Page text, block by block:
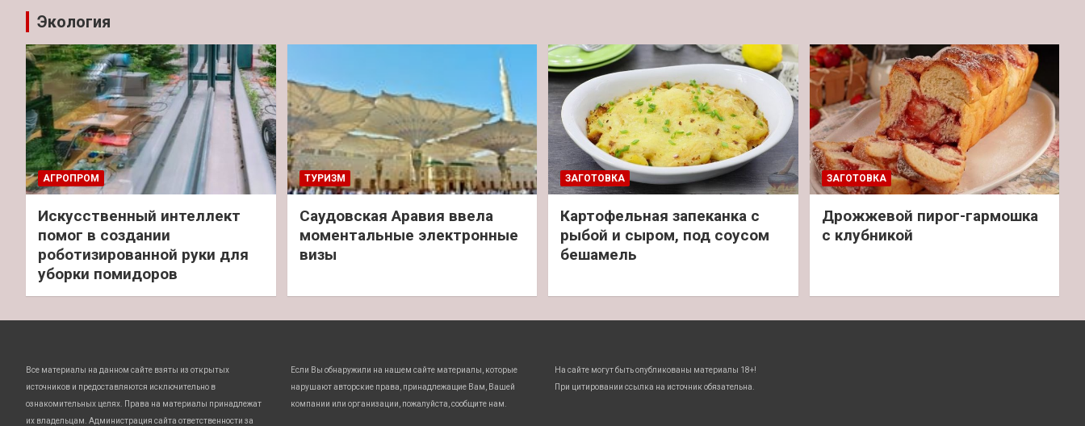
Экология
АГРОПРОМ
Искусственный интеллект
помог в создании
роботизированной руки для
уборки помидоров
ТУРИЗМ
Саудовская Аравия ввела
моментальные электронные
визы
ЗАГОТОВКА
Картофельная запеканка с
рыбой и сыром, под соусом
бешамель
ЗАГОТОВКА
Дрожжевой пирог-гармошка
с клубникой
Все материалы на данном сайте взяты из открытых
источников и предоставляются исключительно в
ознакомительных целях. Права на материалы принадлежат
их владельцам. Администрация сайта ответственности за
Если Вы обнаружили на нашем сайте материалы, которые
нарушают авторские права, принадлежащие Вам, Вашей
компании или организации, пожалуйста, сообщите нам.
На сайте могут быть опубликованы материалы 18+!
При цитировании ссылка на источник обязательна.